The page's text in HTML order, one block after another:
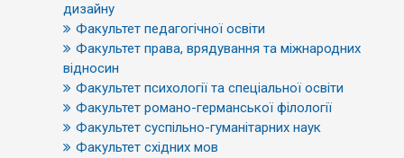
дизайну
Факультет педагогічної освіти
Факультет права, врядування та міжнародних
відносин
Факультет психології та спеціальної освіти
Факультет романо-германської філології
Факультет суспільно-гуманітарних наук
Факультет східних мов